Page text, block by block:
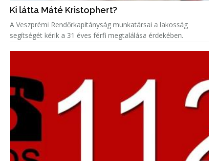
Ki látta Máté Kristophert?
A Veszprémi Rendőrkapitányság munkatársai a lakosság
segítségét kérik a 31 éves férfi megtalálása érdekében.